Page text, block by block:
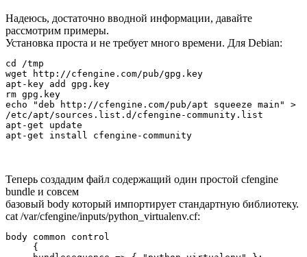
Надеюсь, достаточно вводной информации, давайте
рассмотрим примеры.
Установка проста и не требует много времени. Для Debian:
cd /tmp
wget http://cfengine.com/pub/gpg.key
apt-key add gpg.key
rm gpg.key
echo "deb http://cfengine.com/pub/apt squeeze main" >
/etc/apt/sources.list.d/cfengine-community.list
apt-get update
Теперь создадим файл содержащий один простой cfengine
bundle и совсем
базовый body который импортирует стандартную библиотеку.
cat /var/cfengine/inputs/python_virtualenv.cf:
body common control
     {